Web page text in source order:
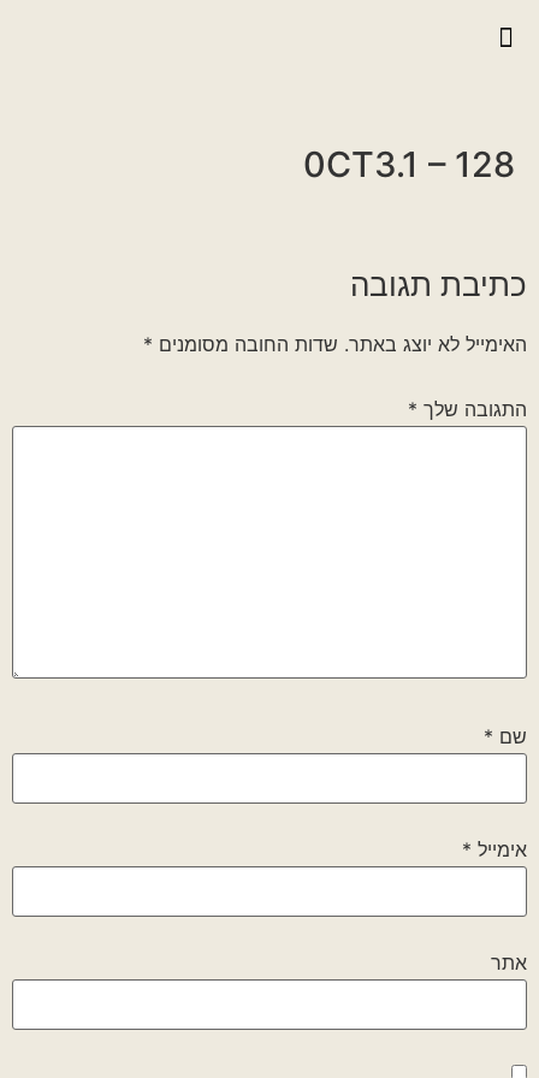
0CT3.1 – 128
כתיבת תגובה
האימייל לא יוצג באתר. שדות החובה מסומנים *
התגובה שלך *
שם *
אימייל *
אתר